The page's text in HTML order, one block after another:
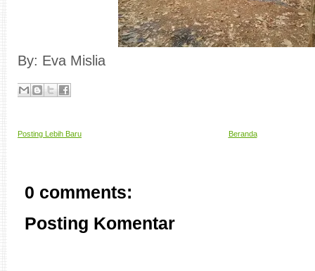
By: Eva Mislia
Posting Lebih Baru Beranda
0 comments:
Posting Komentar